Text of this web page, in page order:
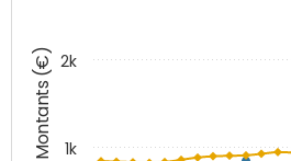
Montants (€) 1k
2k